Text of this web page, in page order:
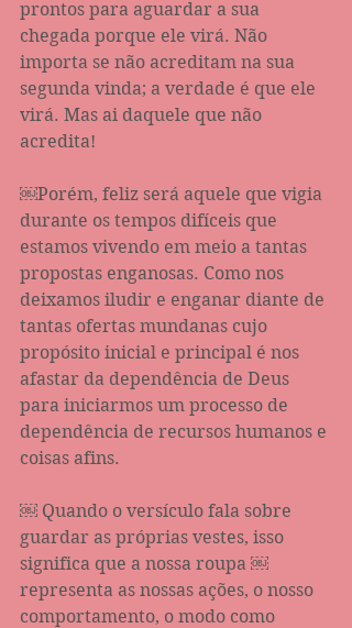
prontos para aguardar a sua
chegada porque ele virá. Não
importa se não acreditam na sua
segunda vinda; a verdade é que ele
virá. Mas ai daquele que não
acredita!
￼Porém, feliz será aquele que vigia
durante os tempos difíceis que
estamos vivendo em meio a tantas
propostas enganosas. Como nos
deixamos iludir e enganar diante de
tantas ofertas mundanas cujo
propósito inicial e principal é nos
afastar da dependência de Deus
para iniciarmos um processo de
dependência de recursos humanos e
coisas afins.
￼ Quando o versículo fala sobre
guardar as próprias vestes, isso
significa que a nossa roupa ￼
representa as nossas ações, o nosso
comportamento, o modo como